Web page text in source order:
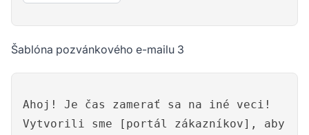
Šablóna pozvánkového e-mailu 3
Ahoj! Je čas zamerať sa na iné veci!
Vytvorili sme [portál zákazníkov], aby